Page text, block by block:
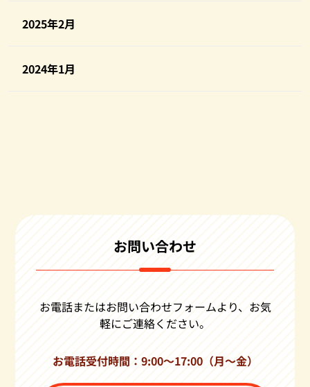
2025年2月
2024年1月
お問い合わせ
お電話またはお問い合わせフォームより、お気
軽にご連絡ください。
お電話受付時間：9:00〜17:00（月〜金）